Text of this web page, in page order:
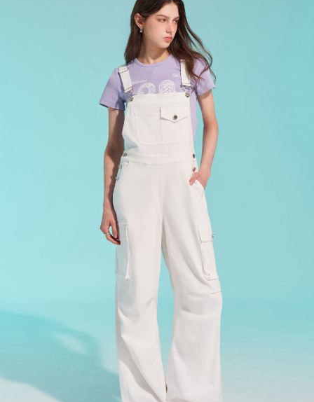
每筆NT$80，滿NT$2,000(含以上)免運費
每筆NT$80，滿NT$2,000(含以上)免運費
每筆NT$120，滿NT$2,000(含以上)免運費
每筆NT$400，滿NT$2,000(含以上)免運費